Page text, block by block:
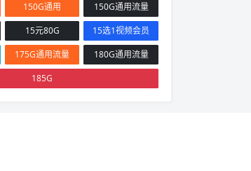
150G通用
150G通用流量
15元80G
15选1视频会员
175G通用流量
180G通用流量
185G